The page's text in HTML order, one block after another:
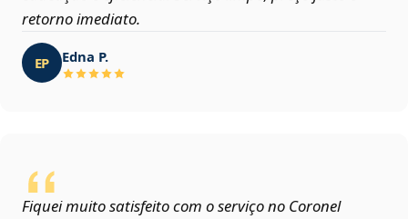
retorno imediato.
EP Edna P.
Fiquei muito satisfeito com o serviço no Coronel